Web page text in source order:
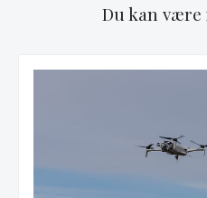
Du kan